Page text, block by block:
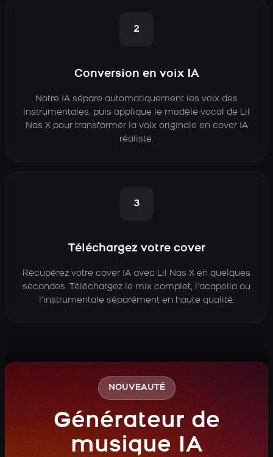
2
Conversion en voix IA
Notre IA sépare automatiquement les voix des
instrumentales, puis applique le modèle vocal de Lil
Nas X pour transformer la voix originale en cover IA
réaliste.
3
Téléchargez votre cover
Récupérez votre cover IA avec Lil Nas X en quelques
secondes. Téléchargez le mix complet, l’acapella ou
l’instrumentale séparément en haute qualité.
NOUVEAUTÉ
Générateur de
musique IA